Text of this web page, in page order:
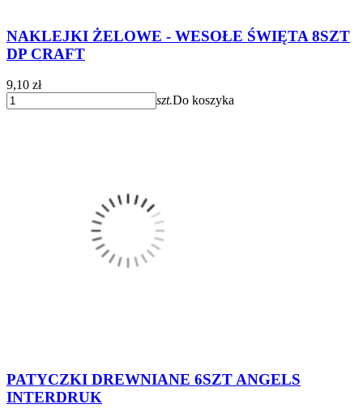
NAKLEJKI ŻELOWE - WESOŁE ŚWIĘTA 8SZT
DP CRAFT
9,10 zł
szt.Do koszyka
PATYCZKI DREWNIANE 6SZT ANGELS
INTERDRUK